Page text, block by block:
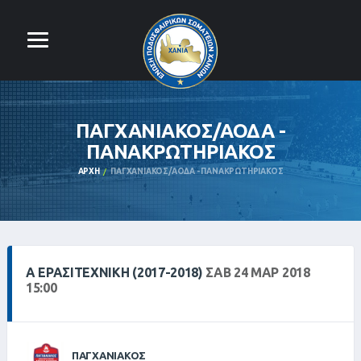
ΠΑΓΧΑΝΙΑΚΟΣ/ΑΟΔΑ -
ΠΑΝΑΚΡΩΤΗΡΙΑΚΟΣ
ΑΡΧΉ ΠΑΓΧΑΝΙΑΚΟΣ/ΑΟΔΑ - ΠΑΝΑΚΡΩΤΗΡΙΑΚΟΣ
Α ΕΡΑΣΙΤΕΧΝΙΚΗ (2017-2018) ΣΑΒ 24 ΜΑΡ 2018
15:00
ΠΑΓΧΑΝΙΑΚΟΣ